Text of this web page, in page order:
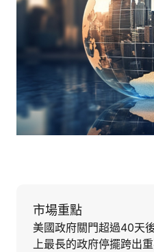
市場重點
美國政府關門超過40天
上最長的政府停擺跨出